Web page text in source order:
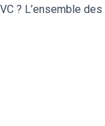
? L’ensemble